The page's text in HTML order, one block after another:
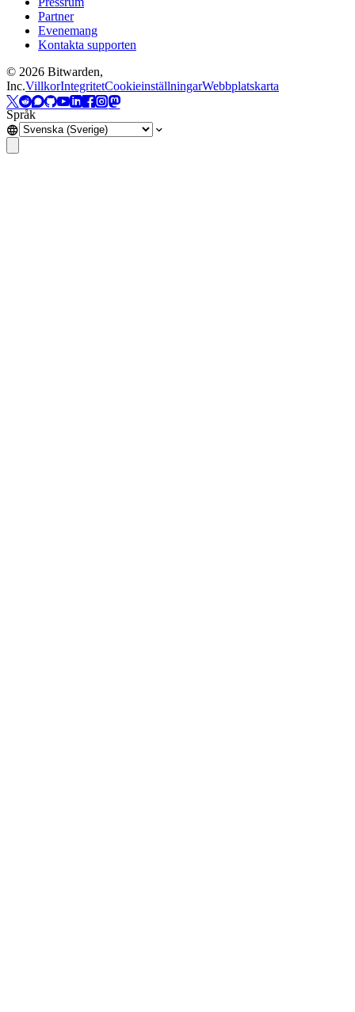
Partner
Evenemang
Kontakta supporten
© 2026 Bitwarden,
Inc.VillkorIntegritetCookieinställningarWebbplatskarta
Språk